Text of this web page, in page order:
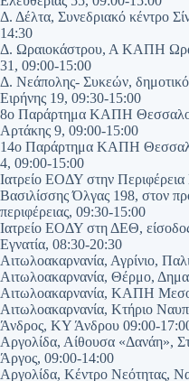
Δ. Δέλτα, Συνεδριακό κέντρο
14:30
Δ. Ωραιοκάστρου, Α ΚΑΠΗ
31, 09:00-15:00
Δ. Νεάπολης- Συκεών,
Ειρήνης 19, 09:30-15:00
8ο Παράρτημα ΚΑΠΗ
Αρτάκης 9, 09:00-15:00
14ο Παράρτημα ΚΑΠΗ
4, 09:00-15:00
Ιατρείο ΕΟΔΥ στην Περιφέρεια
Βασιλίσσης Όλγας 198, στον
περιφέρειας, 09:30-15:00
Ιατρείο ΕΟΔΥ στη ΔΕΘ,
Εγνατία, 08:30-20:30
Αιτωλοακαρνανία, Αγρίνιο,
Αιτωλοακαρνανία, Θέρμο,
Αιτωλοακαρνανία, ΚΑΠΗ
Αιτωλοακαρνανία, Κτήριο
Άνδρος, ΚΥ Άνδρου 09:00-
Αργολίδα, Αίθουσα «Δανάη»,
Άργος, 09:00-14:00
Αργολίδα, Κέντρο Νεότητας,